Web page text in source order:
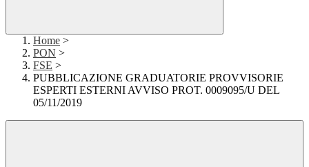
Home >
PON >
FSE >
PUBBLICAZIONE GRADUATORIE PROVVISORIE
ESPERTI ESTERNI AVVISO PROT. 0009095/U DEL
05/11/2019